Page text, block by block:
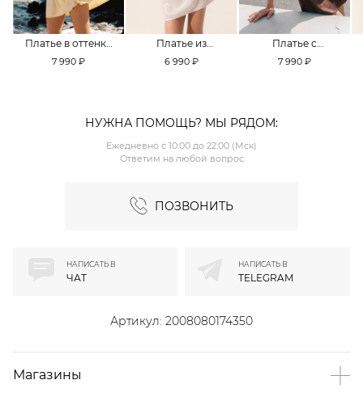
Платье в оттенке
Pale Banana
7 990 ₽
Платье из
смесовой вискозы
6 990 ₽
Платье с
кружевной
7 990 ₽
НУЖНА ПОМОЩЬ? МЫ РЯДОМ:
ПОЗВОНИТЬ
Ежедневно с 10:00 до 22:00 (Мск)
Ответим на любой вопрос
Артикул: 2008080174350
НАПИСАТЬ В
ЧАТ
НАПИСАТЬ В
TELEGRAM
Магазины